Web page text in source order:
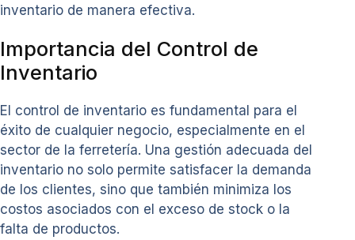
inventario de manera efectiva.
Importancia del Control de
Inventario
El control de inventario es fundamental para el
éxito de cualquier negocio, especialmente en el
sector de la ferretería. Una gestión adecuada del
inventario no solo permite satisfacer la demanda
de los clientes, sino que también minimiza los
costos asociados con el exceso de stock o la
falta de productos.